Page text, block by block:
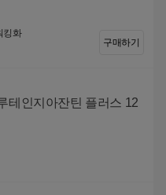
킹화
구매하기
테인지아잔틴 플러스 12